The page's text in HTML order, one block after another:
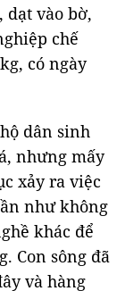
dạt vào bờ,
chế
có ngày
dân sinh
nhưng mấy
xảy ra việc
như không
khác để
Con sông đã
và hàng